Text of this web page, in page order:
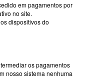
em pagamentos por
no site.
dispositivos do
os pagamentos
nosso sistema nenhuma